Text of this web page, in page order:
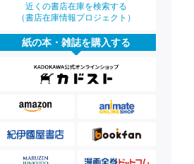
近くの書店在庫を検索する
（書店在庫情報プロジェクト）
紙の本・雑誌を購入する